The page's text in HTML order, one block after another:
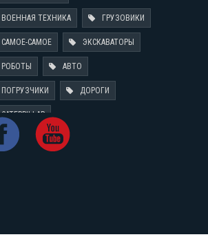
ВОЕННАЯ ТЕХНИКА ГРУЗОВИКИ
САМОЕ-САМОЕ ЭКСКАВАТОРЫ
РОБОТЫ АВТО
ПОГРУЗЧИКИ ДОРОГИ
CATERPILLAR